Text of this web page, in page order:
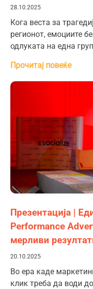
28.10.2025
Кога веста за
регионот, емоциите
одлуката на една
Прочитај повеќе
Презентација |
Performance
мерливи
20.10.2025
Во ера каде
клик треба да води